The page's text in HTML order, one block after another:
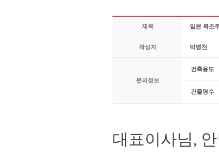
제목 일본 목조
작성자 박병천
문의정보
건축용도
건물평수
대표이사님,